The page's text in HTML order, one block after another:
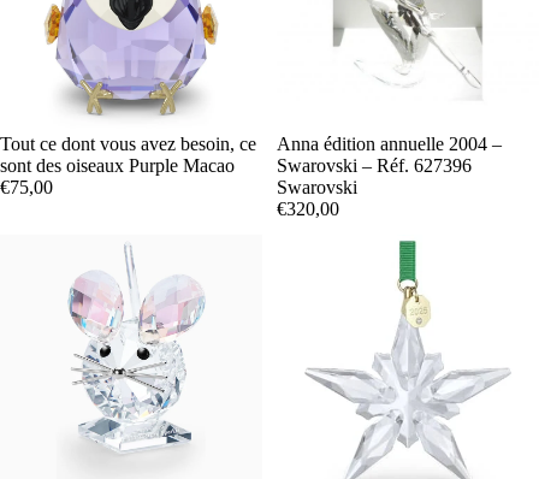
Tout ce dont vous avez besoin, ce
sont des oiseaux Purple Macao
€75,00
Anna édition annuelle 2004 –
Swarovski – Réf. 627396
Swarovski
€320,00